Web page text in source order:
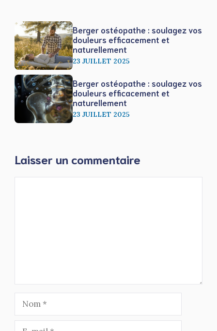
Berger ostéopathe : soulagez vos
douleurs efficacement et
naturellement
23 JUILLET 2025
Berger ostéopathe : soulagez vos
douleurs efficacement et
naturellement
23 JUILLET 2025
Laisser un commentaire